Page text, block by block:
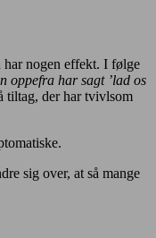
har nogen effekt. I følge
oppefra har sagt ’lad os
tiltag, der har tvivlsom
sig over, at så mange